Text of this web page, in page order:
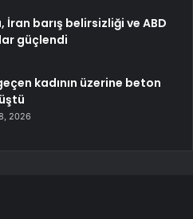
barış belirsizliği ve ABD
güçlendi
kadının üzerine beton
2026